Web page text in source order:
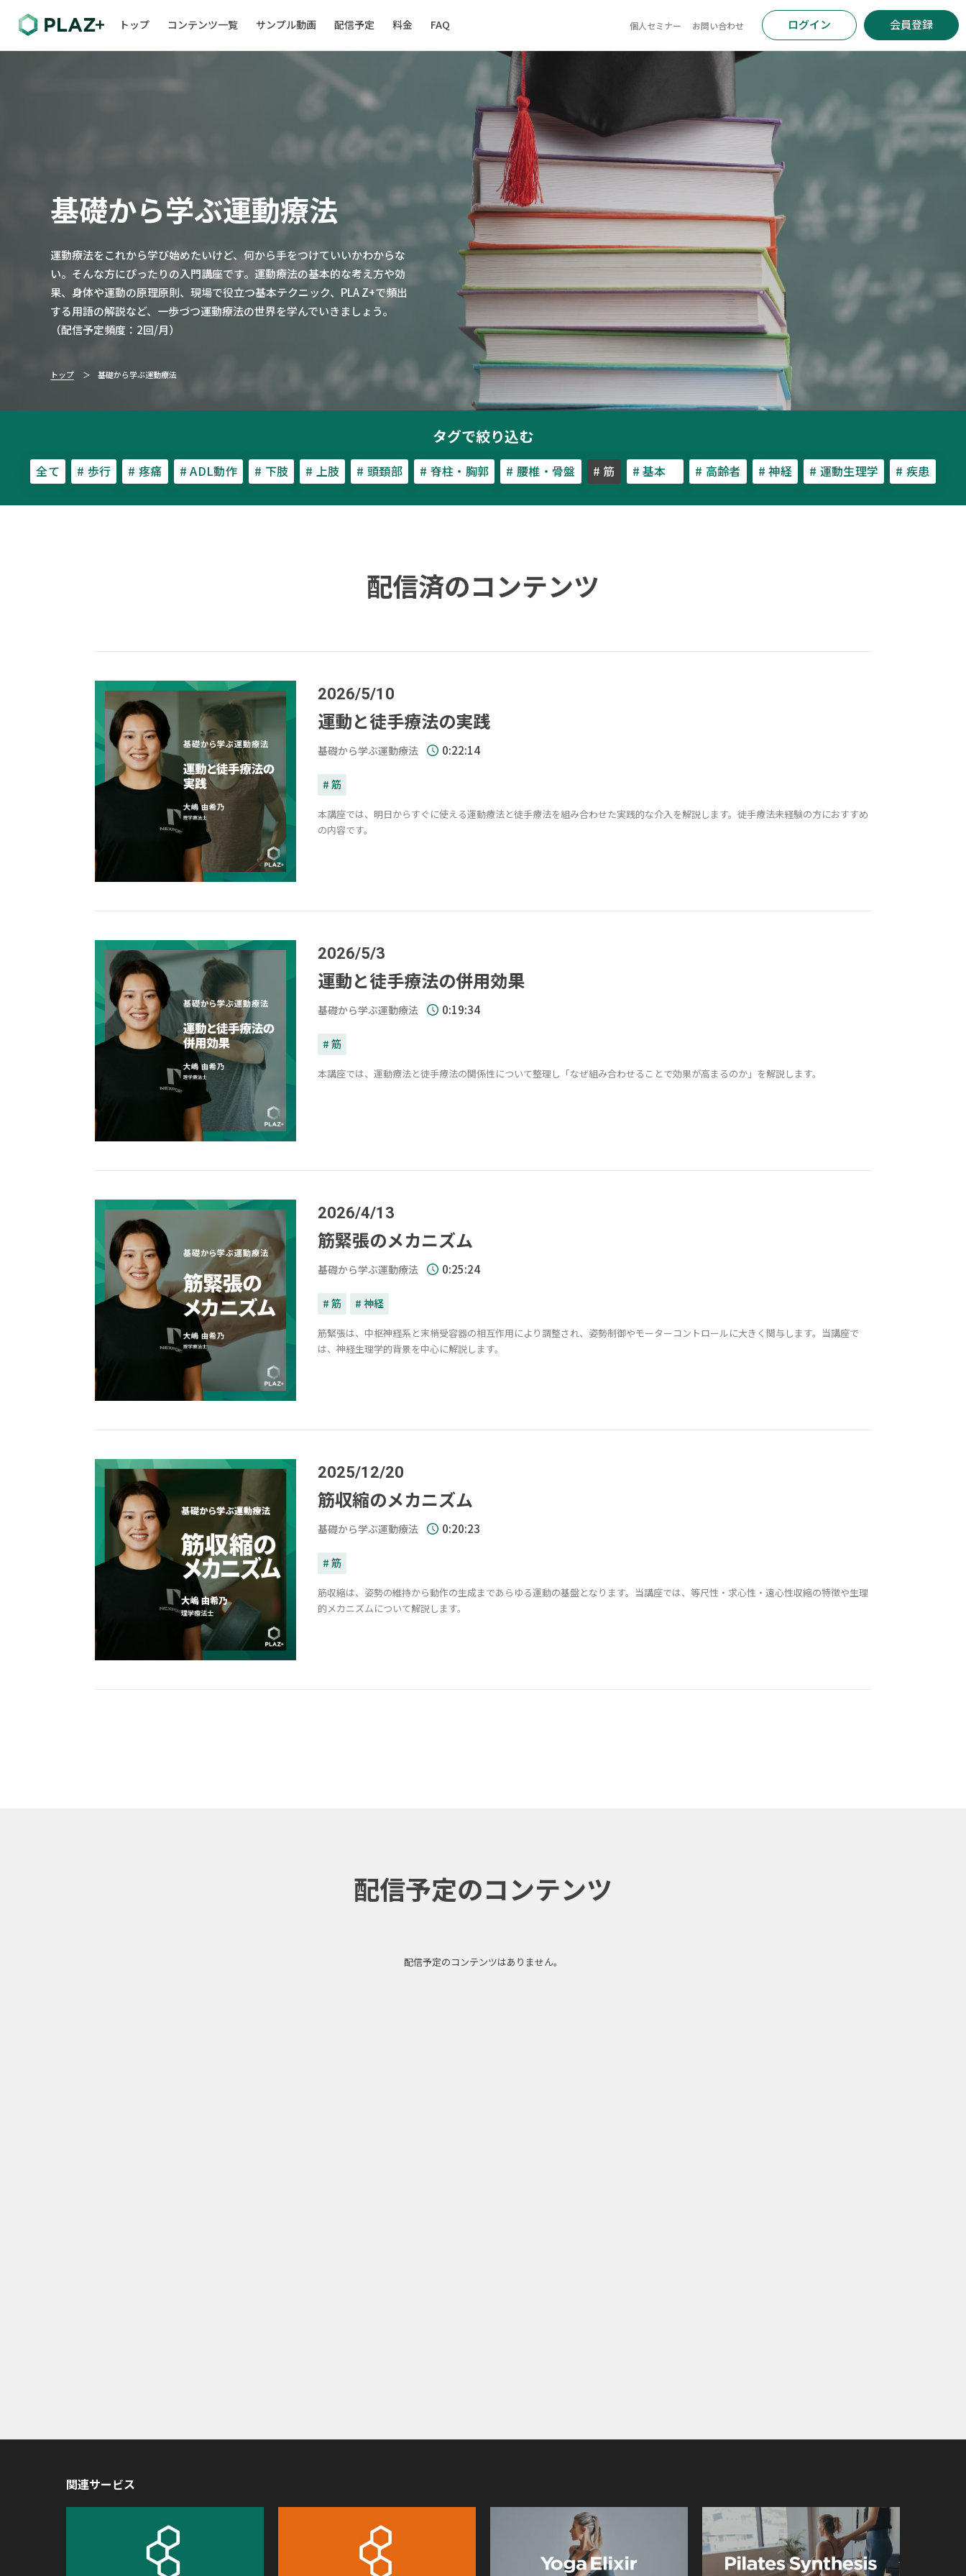
個人セミナー お問い合わせ ログイン 会員登録
トップ コンテンツ一覧 サンプル動画 配信予定 料金 FAQ
基礎から学ぶ運動療法
運動療法をこれから学び始めたいけど、何から手をつけていいかわからな
い。そんな方にぴったりの入門講座です。運動療法の基本的な考え方や効
果、身体や運動の原理原則、現場で役立つ基本テクニック、PLA Z+で頻出
する用語の解説など、一歩づつ運動療法の世界を学んでいきましょう。
（配信予定頻度：2回/月）
トップ 基礎から学ぶ運動療法
タグで絞り込む
全て # 歩行 # 疼痛 # ADL動作 # 下肢 # 上肢 # 頭頚部 # 脊柱・胸郭 # 腰椎・骨盤 # 筋 # 基本 # 高齢者 # 神経 # 運動生理学 # 疾患
配信済のコンテンツ
2026/5/10
運動と徒手療法の実践
基礎から学ぶ運動療法 0:22:14
# 筋
本講座では、明日からすぐに使える運動療法と徒手療法を組み合わせた実践的な介入を解説します。徒手療法未経験の方におすすめ
の内容です。
2026/5/3
運動と徒手療法の併用効果
基礎から学ぶ運動療法 0:19:34
# 筋
本講座では、運動療法と徒手療法の関係性について整理し「なぜ組み合わせることで効果が高まるのか」を解説します。
2026/4/13
筋緊張のメカニズム
基礎から学ぶ運動療法 0:25:24
# 筋 # 神経
筋緊張は、中枢神経系と末梢受容器の相互作用により調整され、姿勢制御やモーターコントロールに大きく関与します。当講座で
は、神経生理学的背景を中心に解説します。
2025/12/20
筋収縮のメカニズム
基礎から学ぶ運動療法 0:20:23
# 筋
筋収縮は、姿勢の維持から動作の生成まであらゆる運動の基盤となります。当講座では、等尺性・求心性・遠心性収縮の特徴や生理
的メカニズムについて解説します。
配信予定のコンテンツ
配信予定のコンテンツはありません。
関連サービス